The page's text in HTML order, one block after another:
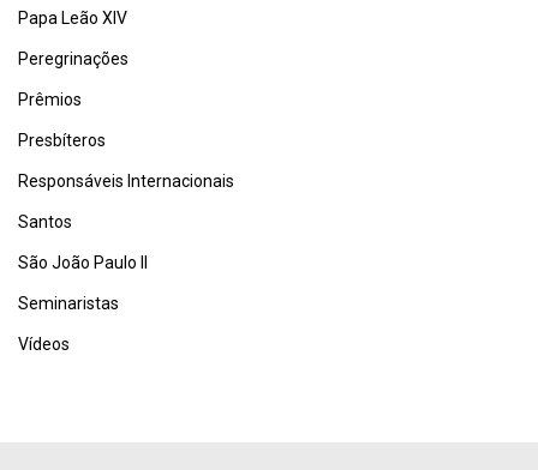
Papa Leão XIV
Peregrinações
Prêmios
Presbíteros
Responsáveis Internacionais
Santos
São João Paulo II
Seminaristas
Vídeos